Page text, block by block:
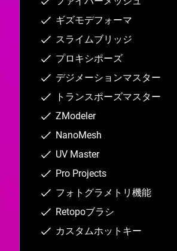
ギズモデフォーマ
スライムブリッジ
プロキシポーズ
デジメーションマスター
トランスポーズマスター
ZModeler
NanoMesh
UV Master
Pro Projects
フォトグラメトリ機能
Retopoブラシ
カスタムホットキー